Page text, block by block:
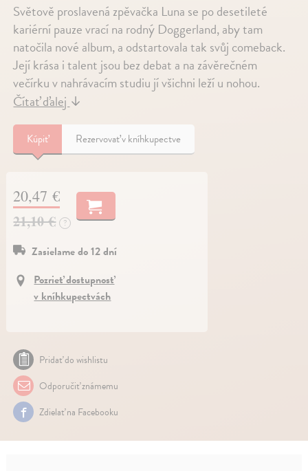
Světově proslavená zpěvačka Luna se po desetileté
kariérní pauze vrací na rodný Doggerland, aby tam
natočila nové album, a odstartovala tak svůj comeback.
Její krása i talent jsou bez debat a na závěrečném
večírku v nahrávacím studiu jí všichni leží u nohou.
Čítať ďalej↓
Kúpiť Rezervovať v kníhkupectve
20,47 €
21,10 € ?
Zasielame do 12 dní
Pozrieť dostupnosť
v kníhkupectvách
Pridať do wishlistu
Odporučiť známemu
Zdielať na Facebooku